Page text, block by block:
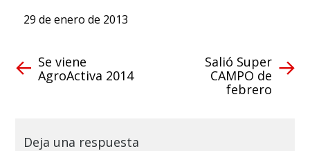
29 de enero de 2013
Se viene
AgroActiva 2014
Salió Super
CAMPO de
febrero
Deja una respuesta